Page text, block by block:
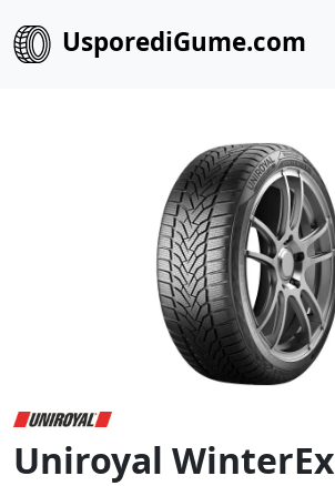
UsporediGume.com
Uniroyal